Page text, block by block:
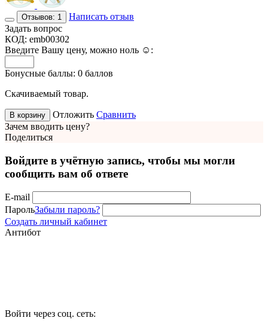
Отзывов: 1
Написать отзыв
Задать вопрос
КОД: emb00302
Введите Вашу цену, можно ноль ☺:
Бонусные баллы: 0 баллов
Скачиваемый товар.
В корзину Отложить Сравнить
Зачем вводить цену?
Поделиться
Войдите в учётную запись, чтобы мы могли
сообщить вам об ответе
E-mail
ПарольЗабыли пароль?
Создать личный кабинет
Антибот
Войти через соц. сеть: